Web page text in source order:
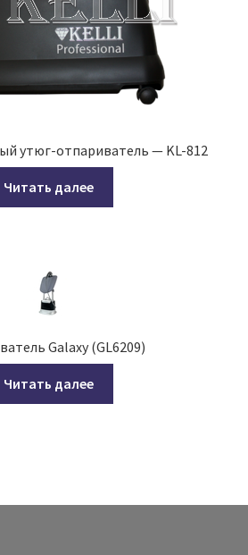
утюг-отпариватель — KL-812
Читать далее
Galaxy (GL6209)
Читать далее